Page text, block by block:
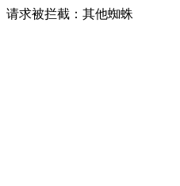
请求被拦截：其他蜘蛛